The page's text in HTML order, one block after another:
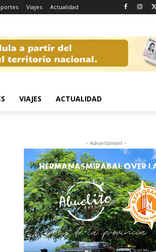
Viajes Actualidad
VIAJES ACTUALIDAD
- Advertisment -